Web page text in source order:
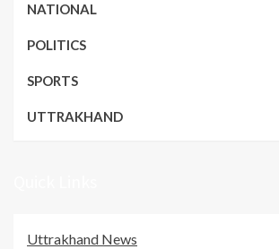
NATIONAL
POLITICS
SPORTS
UTTRAKHAND
Uttrakhand News